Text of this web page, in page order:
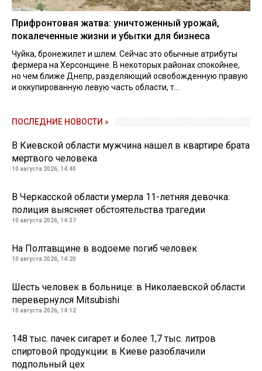
Прифронтовая жатва: уничтоженный урожай,
покалеченные жизни и убытки для бизнеса
Чуйка, бронежилет и шлем. Сейчас это обычные атрибуты
фермера на Херсонщине. В некоторых районах спокойнее,
но чем ближе Днепр, разделяющий освобожденную правую
и оккупированную левую часть области, т...
ПОСЛЕДНИЕ НОВОСТИ »
В Киевской области мужчина нашел в квартире брата
мертвого человека
10 августа 2026, 14:40
В Черкасской области умерла 11-летняя девочка:
полиция выясняет обстоятельства трагедии
10 августа 2026, 14:37
На Полтавщине в водоеме погиб человек
10 августа 2026, 14:20
Шесть человек в больнице: в Николаевской области
перевернулся Mitsubishi
10 августа 2026, 14:12
148 тыс. пачек сигарет и более 1,7 тыс. литров
спиртовой продукции: в Киеве разоблачили
подпольный цех